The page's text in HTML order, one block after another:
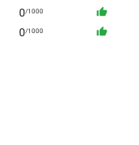
0/1000 thumb_up
0/1000 thumb_up